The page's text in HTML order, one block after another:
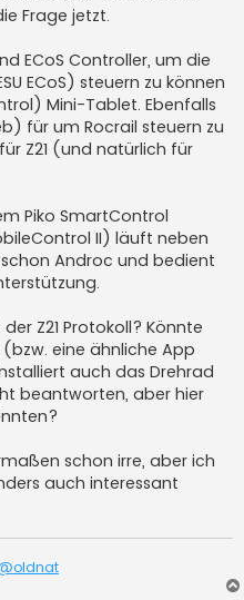
Frage jetzt.
ECoS Controller, um die
ECoS) steuern zu können
Mini-Tablet. Ebenfalls
für um Rocrail steuern zu
Z21 (und natürlich für
Piko SmartControl
II) läuft neben
Androc und bedient
Z21 Protokoll? Könnte
eine ähnliche App
auch das Drehrad
beantworten, aber hier
schon irre, aber ich
auch interessant